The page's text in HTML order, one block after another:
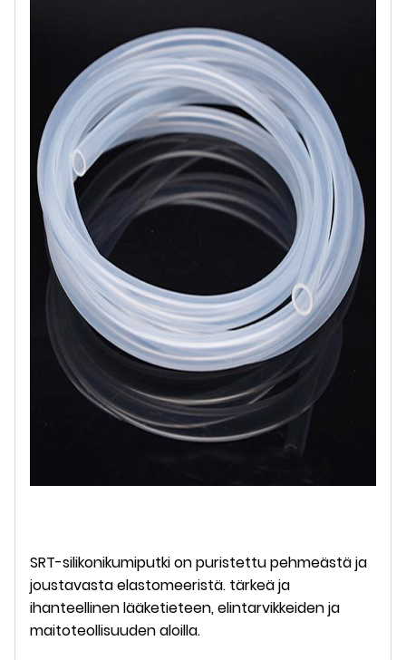
SRT-silikonikumiputki on puristettu pehmeästä ja
joustavasta elastomeeristä. tärkeä ja
ihanteellinen lääketieteen, elintarvikkeiden ja
maitoteollisuuden aloilla.